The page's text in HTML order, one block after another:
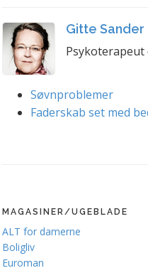
Gitte Sander
Søvnproblemer
Faderskab set med
MAGASINER/UGEBLADE
ALT for damerne
Boligliv
Euroman